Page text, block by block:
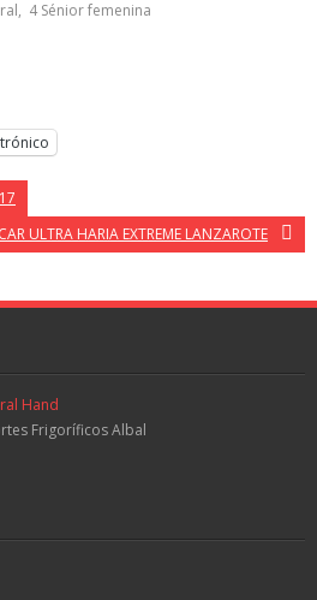
4 Sénior femenina
ULTRA HARIA EXTREME LANZAROTE